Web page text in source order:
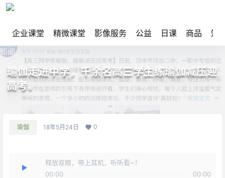
企业课堂 精微课堂 影像服务 公益 日课 商品 知
瑜伽走进中学，千余名高三学生练瑜伽减压迎
高考。
瑜伽 18年5月24日 0
释放双眼，带上耳机，听听看~！
00:00
00:00